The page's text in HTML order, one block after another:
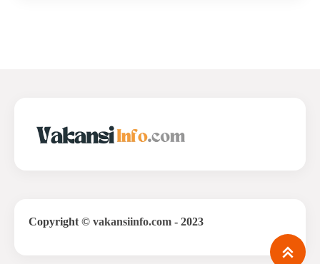
Copyright © vakansiinfo.com - 2023